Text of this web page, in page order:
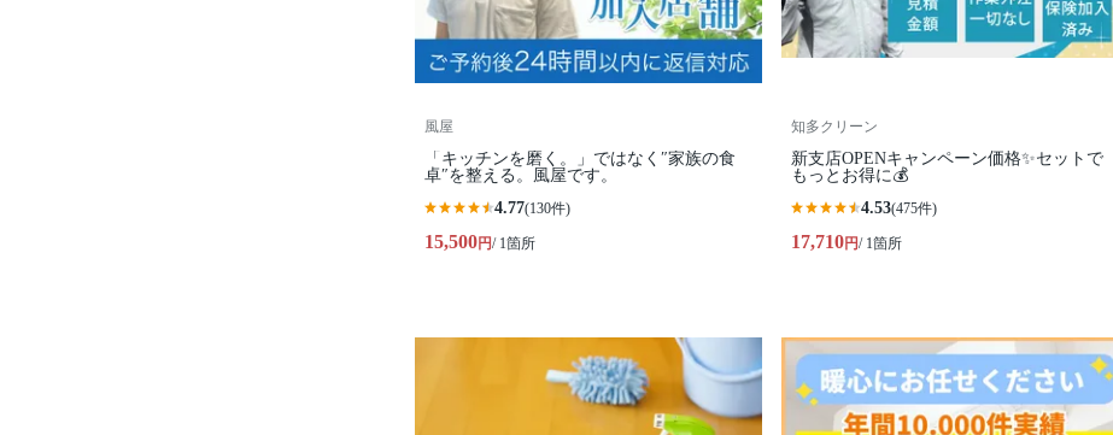
風屋
「キッチンを磨く。」ではなく″家族の食
卓″を整える。風屋です。
4.77(130件)
15,500円/ 1箇所
知多クリーン
新支店OPENキャンペーン価格✨セットで
もっとお得に💰
4.53(475件)
17,710円/ 1箇所